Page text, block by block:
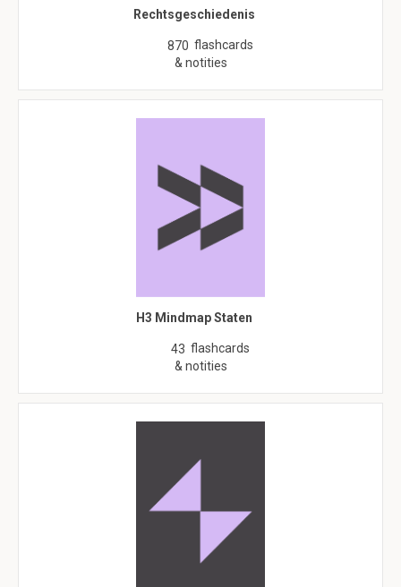
Rechtsgeschiedenis
870 flashcards
& notities
H3 Mindmap Staten
43 flashcards
& notities